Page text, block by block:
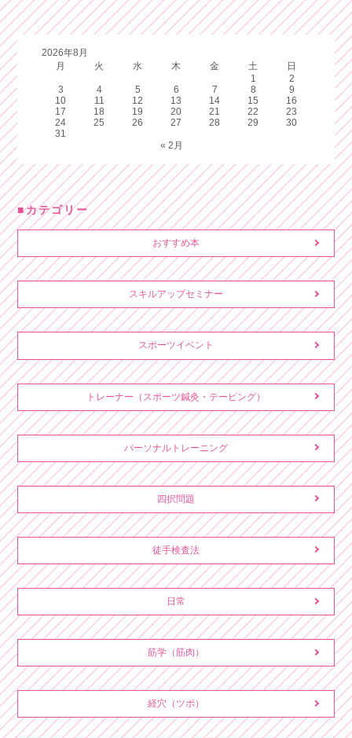
2026年8月
月
火 水 木 金 土
日
1
2
3
4 5 6 7 8
9
10
11 12 13 14 15
16
17
18 19 20 21 22
23
24
25 26 27 28 29
30
31
« 2月
カテゴリー
おすすめ本
スキルアップセミナー
スポーツイベント
トレーナー（スポーツ鍼灸・テーピング）
パーソナルトレーニング
四択問題
徒手検査法
日常
筋学（筋肉）
経穴（ツボ）